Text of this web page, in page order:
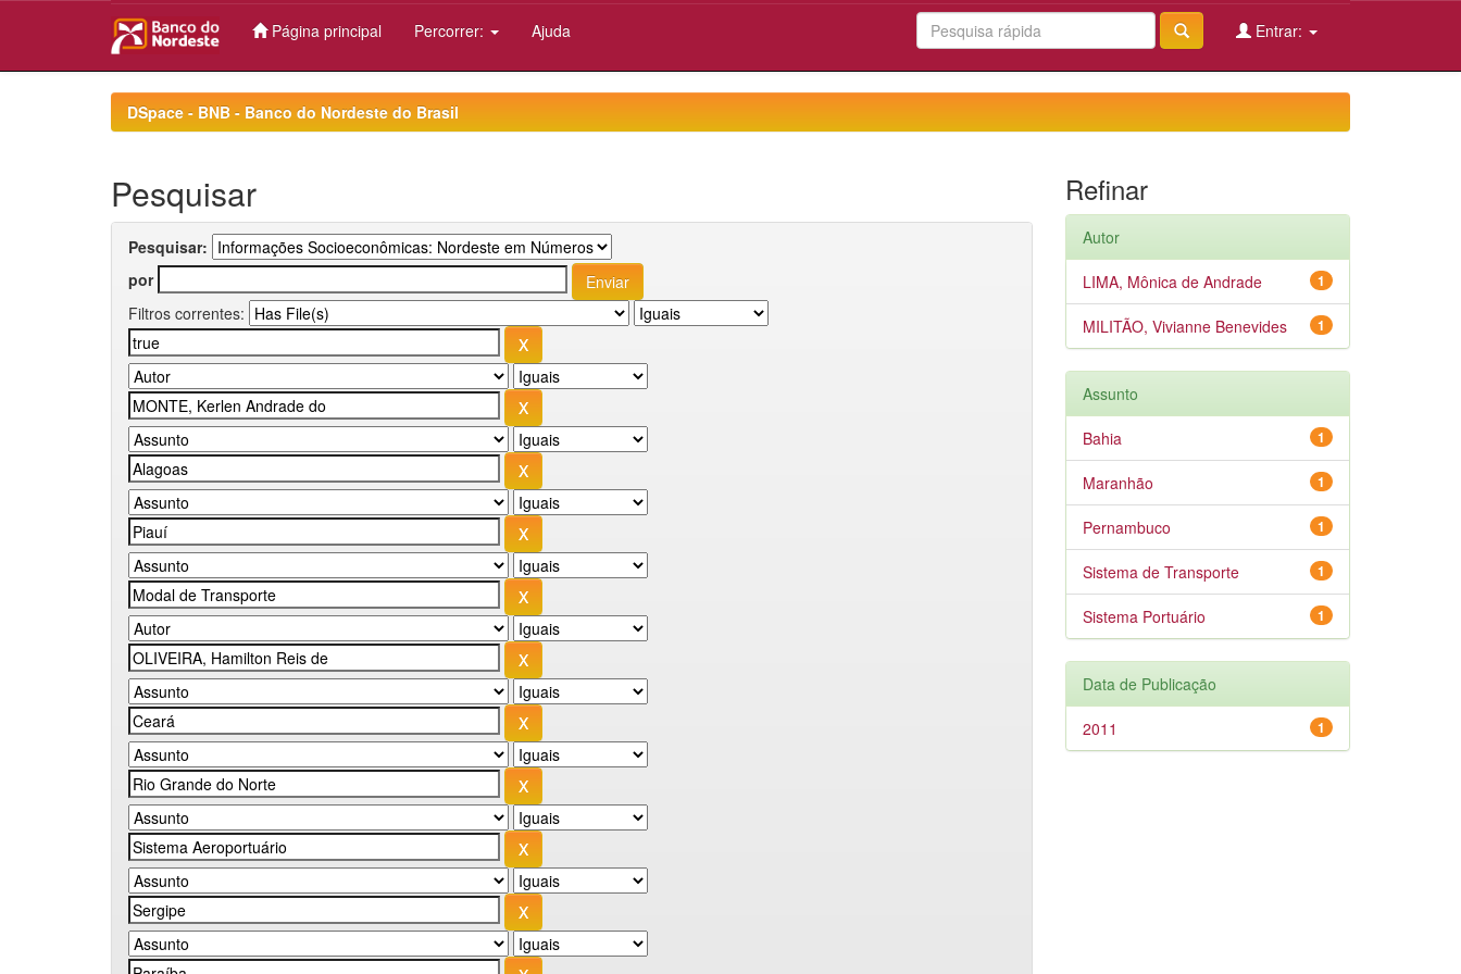
Página principal Percorrer: Ajuda Entrar:
DSpace - BNB - Banco do Nordeste do Brasil
Pesquisar
Pesquisar:
por
Filtros correntes:
Refinar
Autor
1
LIMA, Mônica de Andrade
1
MILITÃO, Vivianne Benevides
Assunto
1
Bahia
1
Maranhão
1
Pernambuco
1
Sistema de Transporte
1
Sistema Portuário
Data de Publicação
1
2011